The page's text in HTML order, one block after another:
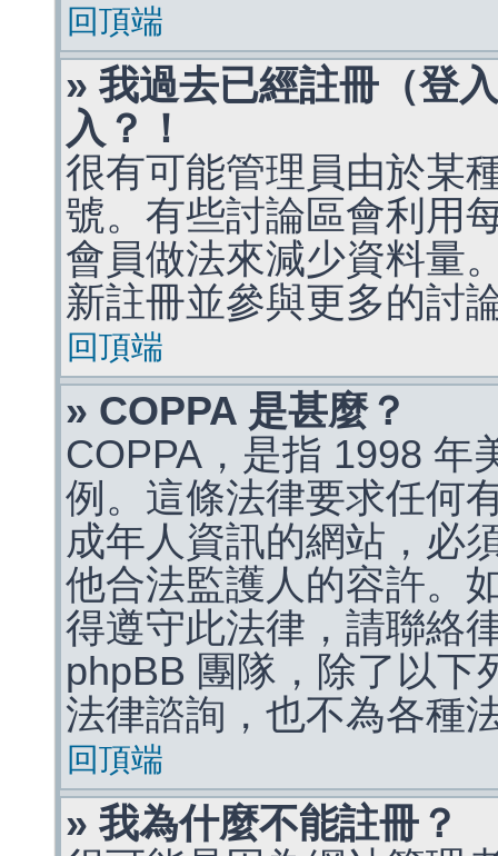
回頂端
» 我過去已經註冊（登
入？！
很有可能管理員由於某
號。有些討論區會利用
會員做法來減少資料量
新註冊並參與更多的討
回頂端
» COPPA 是甚麼？
COPPA，是指 1998 年
例。這條法律要求任何
成年人資訊的網站，必
他合法監護人的容許。
得遵守此法律，請聯絡
phpBB 團隊，除了以下
法律諮詢，也不為各種
回頂端
» 我為什麼不能註冊？